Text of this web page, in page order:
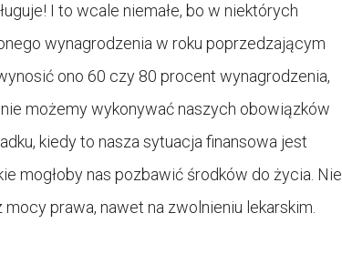
I to wcale niemałe, bo w niektórych
wynagrodzenia w roku poprzedzającym
ono 60 czy 80 procent wynagrodzenia,
możemy wykonywać naszych obowiązków
kiedy to nasza sytuacja finansowa jest
mogłoby nas pozbawić środków do życia. Nie
prawa, nawet na zwolnieniu lekarskim.